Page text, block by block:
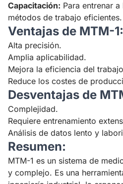
Capacitación: Para entrenar
métodos de trabajo eficientes.
Ventajas de MTM-1:
Alta precisión.
Amplia aplicabilidad.
Mejora la eficiencia del
Reduce los costes de
Desventajas de
Complejidad.
Requiere entrenamiento
Análisis de datos lento y
Resumen:
MTM-1 es un sistema de
y complejo. Es una